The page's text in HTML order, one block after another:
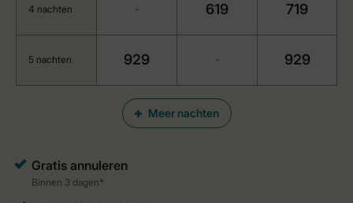
Meer nachten
4 nachten - 619 719
5 nachten 929 - 929